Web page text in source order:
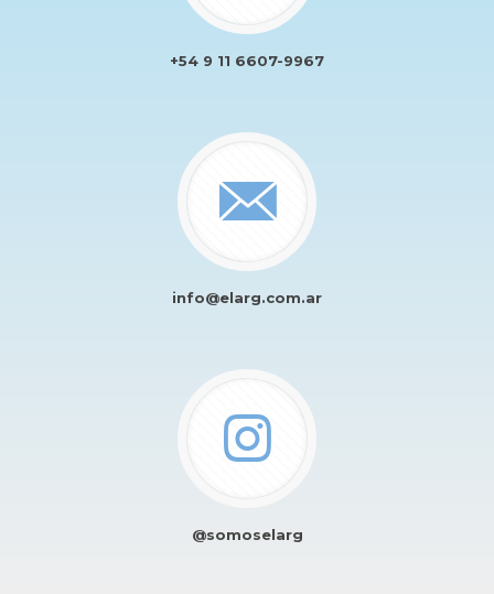
+54 9 11 6607-9967
info@elarg.com.ar
@somoselarg